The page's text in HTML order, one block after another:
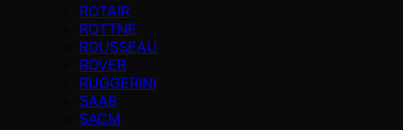
ROTAIR
ROTTNE
ROUSSEAU
ROVER
RUGGERINI
SAAB
SACM